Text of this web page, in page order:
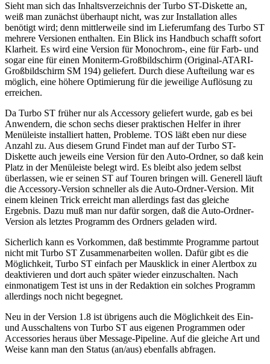
Sieht man sich das Inhaltsverzeichnis der Turbo ST-Diskette an,
weiß man zunächst überhaupt nicht, was zur Installation alles
benötigt wird; denn mittlerweile sind im Lieferumfang des Turbo ST
mehrere Versionen enthalten. Ein Blick ins Handbuch schafft sofort
Klarheit. Es wird eine Version für Monochrom-, eine für Farb- und
sogar eine für einen Moniterm-Großbildschirm (Original-ATARI-
Großbildschirm SM 194) geliefert. Durch diese Aufteilung war es
möglich, eine höhere Optimierung für die jeweilige Auflösung zu
erreichen.
Da Turbo ST früher nur als Accessory geliefert wurde, gab es bei
Anwendern, die schon sechs dieser praktischen Helfer in ihrer
Menüleiste installiert hatten, Probleme. TOS läßt eben nur diese
Anzahl zu. Aus diesem Grund Findet man auf der Turbo ST-
Diskette auch jeweils eine Version für den Auto-Ordner, so daß kein
Platz in der Menüleiste belegt wird. Es bleibt also jedem selbst
überlassen, wie er seinen ST auf Touren bringen will. Generell läuft
die Accessory-Version schneller als die Auto-Ordner-Version. Mit
einem kleinen Trick erreicht man allerdings fast das gleiche
Ergebnis. Dazu muß man nur dafür sorgen, daß die Auto-Ordner-
Version als letztes Programm des Ordners geladen wird.
Sicherlich kann es Vorkommen, daß bestimmte Programme partout
nicht mit Turbo ST Zusammenarbeiten wollen. Dafür gibt es die
Möglichkeit, Turbo ST einfach per Mausklick in einer Alertbox zu
deaktivieren und dort auch später wieder einzuschalten. Nach
einmonatigem Test ist uns in der Redaktion ein solches Programm
allerdings noch nicht begegnet.
Neu in der Version 1.8 ist übrigens auch die Möglichkeit des Ein-
und Ausschaltens von Turbo ST aus eigenen Programmen oder
Accessories heraus über Message-Pipeline. Auf die gleiche Art und
Weise kann man den Status (an/aus) ebenfalls abfragen.